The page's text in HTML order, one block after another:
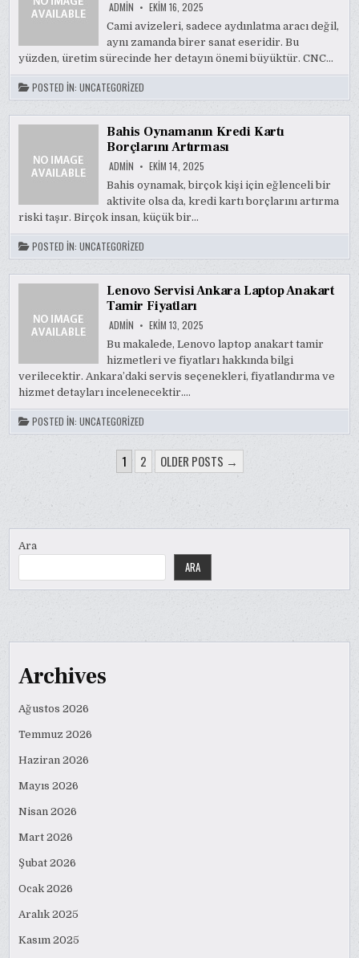
ADMIN EKIM 16, 2025
Cami avizeleri, sadece aydınlatma aracı değil,
aynı zamanda birer sanat eseridir. Bu
yüzden, üretim sürecinde her detayın önemi büyüktür. CNC…
POSTED IN:UNCATEGORIZED
Bahis Oynamanın Kredi Kartı
Borçlarını Artırması
ADMIN EKIM 14, 2025
Bahis oynamak, birçok kişi için eğlenceli bir
aktivite olsa da, kredi kartı borçlarını artırma
riski taşır. Birçok insan, küçük bir…
POSTED IN:UNCATEGORIZED
Lenovo Servisi Ankara Laptop Anakart
Tamir Fiyatları
ADMIN EKIM 13, 2025
Bu makalede, Lenovo laptop anakart tamir
hizmetleri ve fiyatları hakkında bilgi
verilecektir. Ankara’daki servis seçenekleri, fiyatlandırma ve
hizmet detayları incelenecektir….
POSTED IN:UNCATEGORIZED
SAYFALAMASI
1 2 OLDER POSTS →
Ara
ARA
Archives
Ağustos 2026
Temmuz 2026
Haziran 2026
Mayıs 2026
Nisan 2026
Mart 2026
Şubat 2026
Ocak 2026
Aralık 2025
Kasım 2025